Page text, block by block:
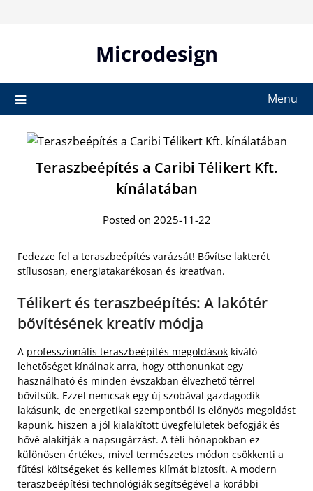
Microdesign
Menu
Teraszbeépítés a Caribi Télikert Kft.
kínálatában
Posted on 2025-11-22
Fedezze fel a teraszbeépítés varázsát! Bővítse lakterét
stílusosan, energiatakarékosan és kreatívan.
Télikert és teraszbeépítés: A lakótér
bővítésének kreatív módja
A professzionális teraszbeépítés megoldások kiváló
lehetőséget kínálnak arra, hogy otthonunkat egy
használható és minden évszakban élvezhető térrel
bővítsük. Ezzel nemcsak egy új szobával gazdagodik
lakásunk, de energetikai szempontból is előnyös megoldást
kapunk, hiszen a jól kialakított üvegfelületek befogják és
hővé alakítják a napsugárzást. A téli hónapokban ez
különösen értékes, mivel természetes módon csökkenti a
fűtési költségeket és kellemes klímát biztosít. A modern
teraszbeépítési technológiák segítségével a korábbi